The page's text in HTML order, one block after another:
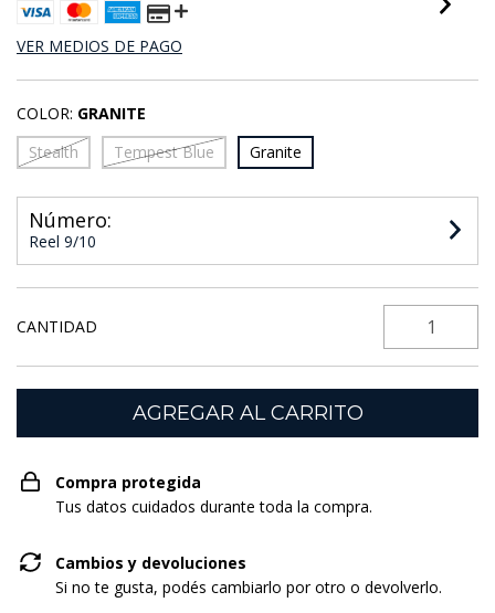
VER MEDIOS DE PAGO
COLOR: GRANITE
Stealth
Tempest Blue Granite
Número:
Reel 9/10
CANTIDAD
Compra protegida
Tus datos cuidados durante toda la compra.
Cambios y devoluciones
Si no te gusta, podés cambiarlo por otro o devolverlo.